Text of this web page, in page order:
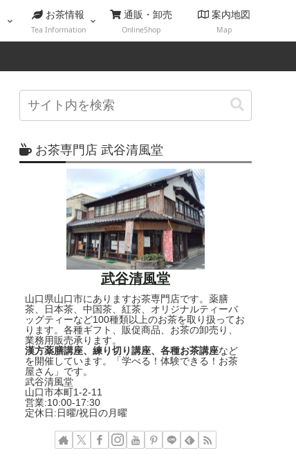
お茶情報
Tea Information
通販・卸売
OnlineShop
案内地図
Map
お茶専門店 武谷清風堂
武谷清風堂
山口県山口市にありますお茶専門店です。薬膳
茶、日本茶、中国茶、紅茶、オリジナルティーバ
ッグティーなど100種類以上のお茶を取り扱ってお
ります。各種ギフト、販促商品、お茶の卸売り、
業務用販売承ります。
漢方薬膳講座、練り切り講座、各種お茶講座など
を開催しています。「学べる！体験できる！お茶
屋さん」です。
武谷清風堂
山口市本町1-2-11
営業:10:00-17:30
定休日:日曜/祝日の月曜